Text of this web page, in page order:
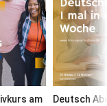
am
Deutsch